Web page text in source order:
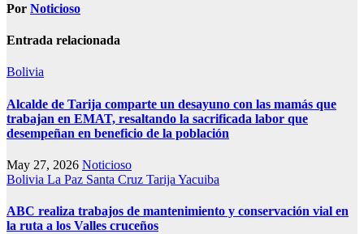
Por Noticioso
Entrada relacionada
Bolivia
Alcalde de Tarija comparte un desayuno con las mamás que
trabajan en EMAT, resaltando la sacrificada labor que
desempeñan en beneficio de la población
May 27, 2026 Noticioso
Bolivia La Paz Santa Cruz Tarija Yacuiba
ABC realiza trabajos de mantenimiento y conservación vial en
la ruta a los Valles cruceños